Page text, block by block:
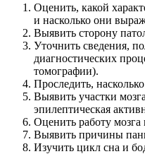
Оценить, какой
и насколько они
Выявить сторону
Уточнить сведения,
диагностических
томографии).
Проследить,
Выявить участки
эпилептическая
Оценить работу
Выявить причины
Изучить цикл сна и